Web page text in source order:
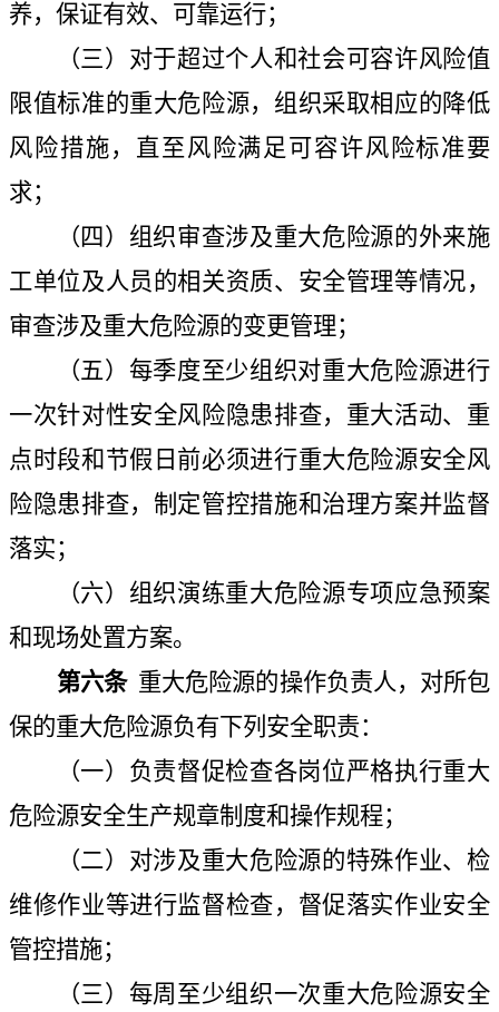
养，保证有效、可靠运行；
（三）对于超过个人和社会可容许风险值
限值标准的重大危险源，组织采取相应的降低
风险措施，直至风险满足可容许风险标准要
求；
（四）组织审查涉及重大危险源的外来施
工单位及人员的相关资质、安全管理等情况，
审查涉及重大危险源的变更管理；
（五）每季度至少组织对重大危险源进行
一次针对性安全风险隐患排查，重大活动、重
点时段和节假日前必须进行重大危险源安全风
险隐患排查，制定管控措施和治理方案并监督
落实；
（六）组织演练重大危险源专项应急预案
和现场处置方案。
第六条 重大危险源的操作负责人，对所包
保的重大危险源负有下列安全职责：
（一）负责督促检查各岗位严格执行重大
危险源安全生产规章制度和操作规程；
（二）对涉及重大危险源的特殊作业、检
维修作业等进行监督检查，督促落实作业安全
管控措施；
（三）每周至少组织一次重大危险源安全